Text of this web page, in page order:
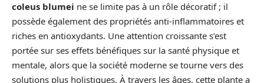
coleus blumei ne se limite pas à un rôle décoratif ; il
possède également des propriétés anti-inflammatoires et
riches en antioxydants. Une attention croissante s’est
portée sur ses effets bénéfiques sur la santé physique et
mentale, alors que la société moderne se tourne vers des
solutions plus holistiques. À travers les âges, cette plante a